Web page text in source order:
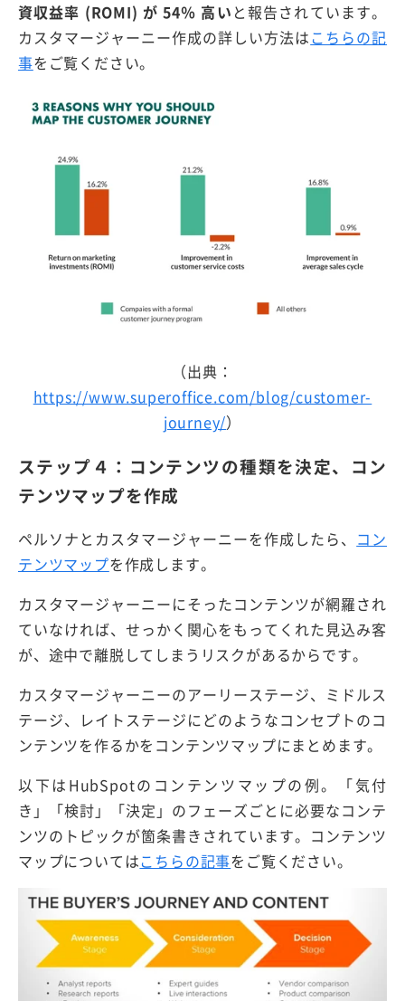
資収益率 (ROMI) が 54％ 高い と報告されています。
カスタマージャーニー作成の詳しい方法はこちらの記
事をご覧ください。
（出典：
https://www.superoffice.com/blog/customer-
journey/）
ステップ４：コンテンツの種類を決定、コン
テンツマップを作成
ペルソナとカスタマージャーニーを作成したら、 コン
テンツマップを作成します。
カスタマージャーニーにそったコンテンツが網羅され
ていなければ、せっかく関心をもってくれた見込み客
が、途中で離脱してしまうリスクがあるからです。
カスタマージャーニーのアーリーステージ、ミドルス
テージ、レイトステージにどのようなコンセプトのコ
ンテンツを作るかをコンテンツマップにまとめます。
以下はHubSpotのコンテンツマップの例。「気付
き」「検討」「決定」のフェーズごとに必要なコンテ
ンツのトピックが箇条書きされています。コンテンツ
マップについてはこちらの記事をご覧ください。